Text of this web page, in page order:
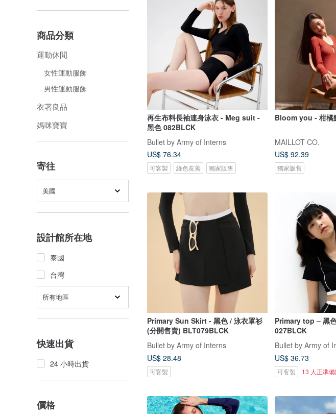
商品分類
運動休閒
女性運動服飾
男性運動服飾
衣著良品
媽咪寶寶
寄往
美國
設計館所在地
泰國
台灣
所有地區
快速出貨
24 小時出貨
價格
再生布料長袖連身泳衣 - Meg suit -
黑色 082BLCK
Bullet by Army of Interns
US$ 76.34
可客製 綠色友善 獨家販售
Bloom you - 柑橘
MAILLOT CO.
US$ 92.39
獨家販售
Primary Sun Skirt - 黑色 / 泳衣罩衫
(分開售賣) BLT079BLCK
Bullet by Army of Interns
US$ 28.48
可客製
Primary top – 黑
027BLCK
Bullet by Army of
US$ 36.73
可客製 13 人正準